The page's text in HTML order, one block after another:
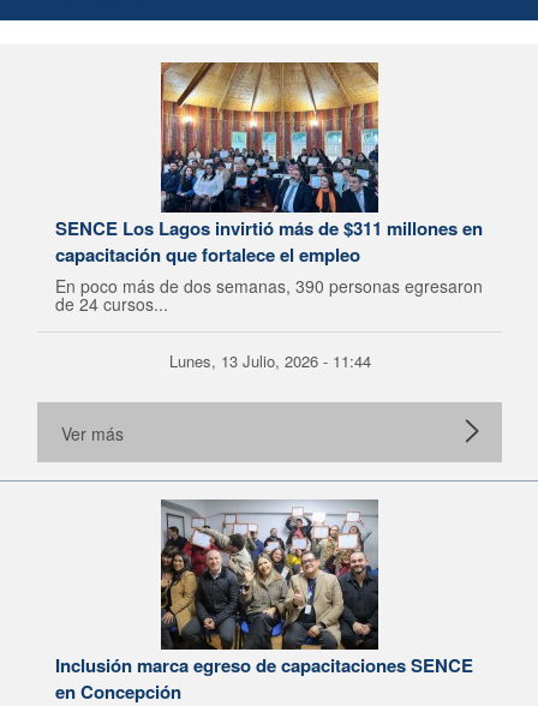
SENCE Los Lagos invirtió más de $311 millones en
capacitación que fortalece el empleo
En poco más de dos semanas, 390 personas egresaron
de 24 cursos...
Lunes, 13 Julio, 2026 - 11:44
Ver más
Inclusión marca egreso de capacitaciones SENCE
en Concepción